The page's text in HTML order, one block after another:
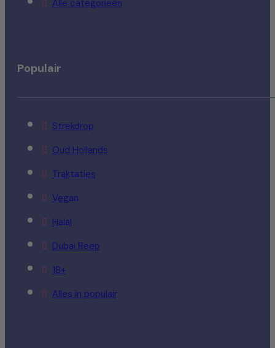
Alle categorieën
Populair
Strekdrop
Oud Hollands
Traktaties
Vegan
Halal
Dubai Reep
18+
Alles in populair